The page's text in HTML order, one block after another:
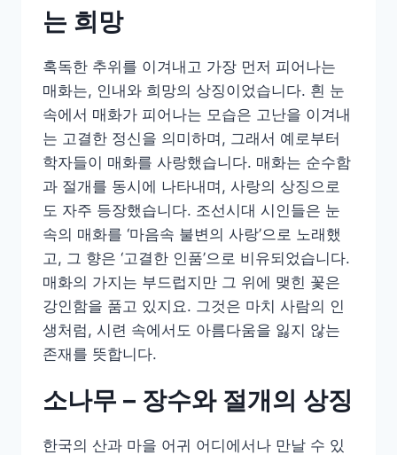
는 희망
혹독한 추위를 이겨내고 가장 먼저 피어나는
매화는, 인내와 희망의 상징이었습니다. 흰 눈
속에서 매화가 피어나는 모습은 고난을 이겨내
는 고결한 정신을 의미하며, 그래서 예로부터
학자들이 매화를 사랑했습니다. 매화는 순수함
과 절개를 동시에 나타내며, 사랑의 상징으로
도 자주 등장했습니다. 조선시대 시인들은 눈
속의 매화를 ‘마음속 불변의 사랑’으로 노래했
고, 그 향은 ‘고결한 인품’으로 비유되었습니다.
매화의 가지는 부드럽지만 그 위에 맺힌 꽃은
강인함을 품고 있지요. 그것은 마치 사람의 인
생처럼, 시련 속에서도 아름다움을 잃지 않는
존재를 뜻합니다.
소나무 – 장수와 절개의 상징
한국의 산과 마을 어귀 어디에서나 만날 수 있